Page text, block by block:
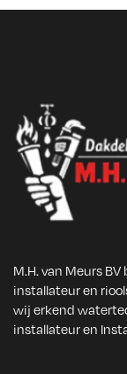
M.H. van Meurs
installateur en
wij erkend
installateur en